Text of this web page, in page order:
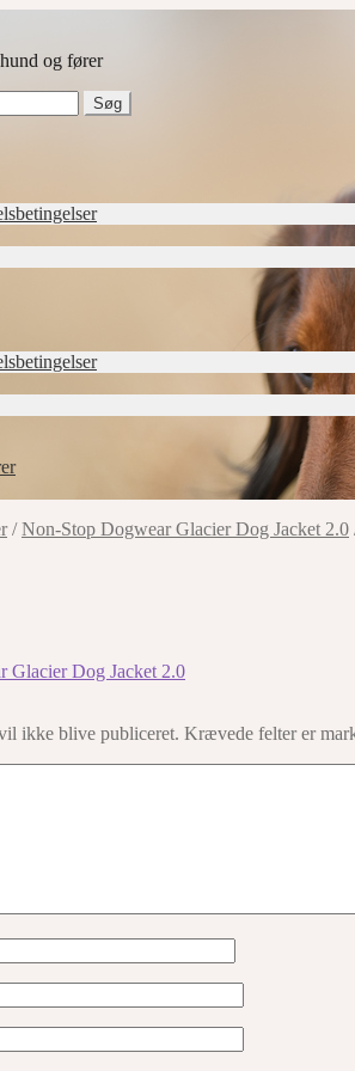
og fører
Søg
/Non-Stop Dogwear Glacier Dog Jacket 2.0
Glacier Dog Jacket 2.0
ikke blive publiceret. Krævede felter er